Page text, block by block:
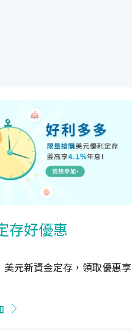
存好優惠
美元新資金定存，領取優惠享